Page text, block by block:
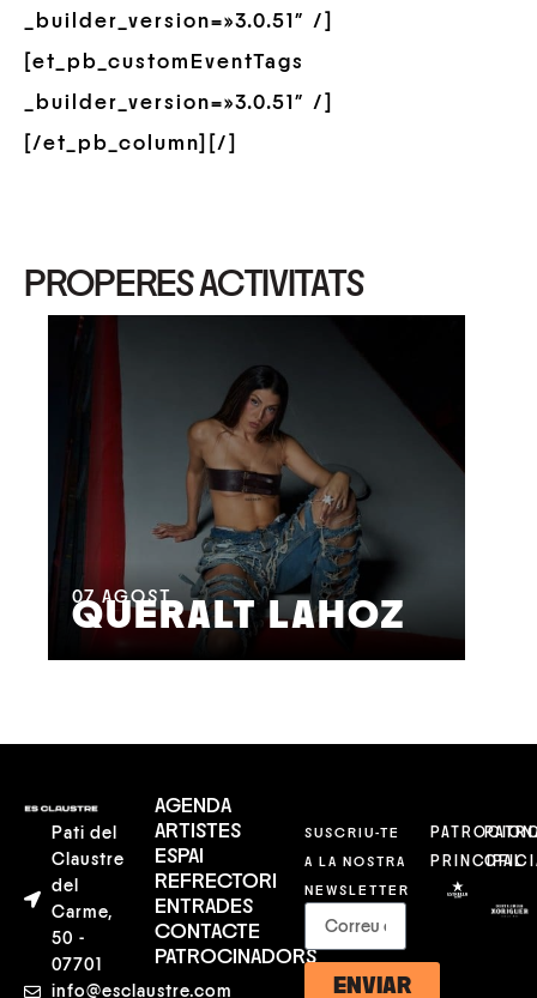
_builder_version=»3.0.51″ /]
[et_pb_customEventTags
_builder_version=»3.0.51″ /]
[/et_pb_column][/]
PROPERES ACTIVITATS
07 AGOST
QUERALT LAHOZ
Pati del
Claustre
del
Carme,
50 -
07701
info@esclaustre.com
AGENDA
ARTISTES
ESPAI
REFRECTORI
ENTRADES
CONTACTE
PATROCINADORS
SUSCRIU-TE
A LA NOSTRA
NEWSLETTER
ENVIAR
PRINCIPAL